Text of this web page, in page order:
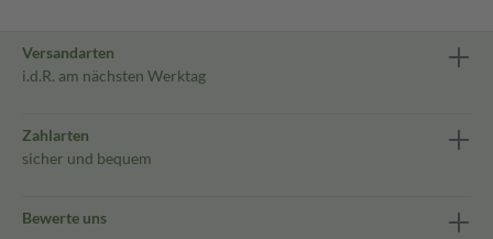
Versandarten
i.d.R. am nächsten Werktag
Zahlarten
sicher und bequem
Bewerte uns